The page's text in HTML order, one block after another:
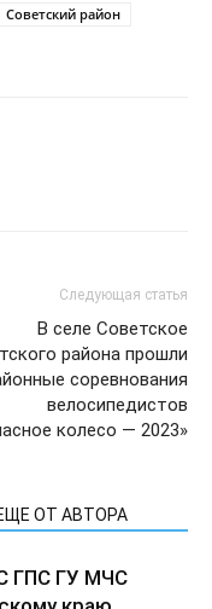
Советский район
Следующая статья
В селе Советское
района прошли
соревнования
велосипедистов
колесо — 2023»
ОТ АВТОРА
ГПС ГУ МЧС